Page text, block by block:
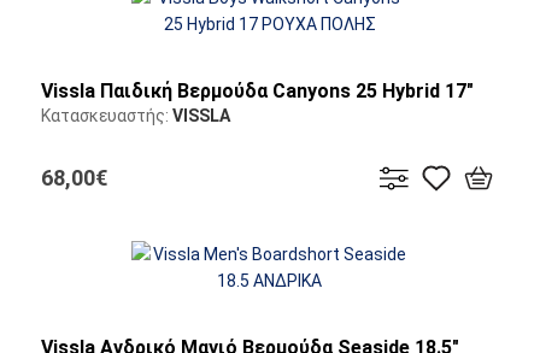
Vissla Παιδική Βερμούδα Canyons 25 Hybrid 17"
Κατασκευαστής: VISSLA
68,00€
Vissla Ανδρικό Μαγιό Βερμούδα Seaside 18.5"